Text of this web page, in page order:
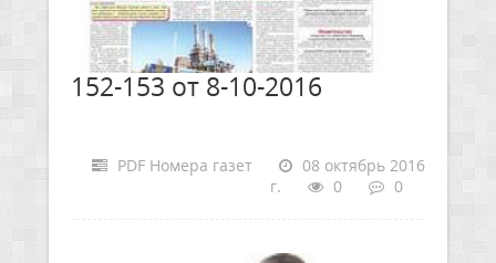
152-153 от 8-10-2016
PDF Номера газет
08 октябрь 2016
г.
0 0